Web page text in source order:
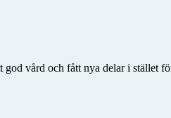
vård och fått nya delar i stället